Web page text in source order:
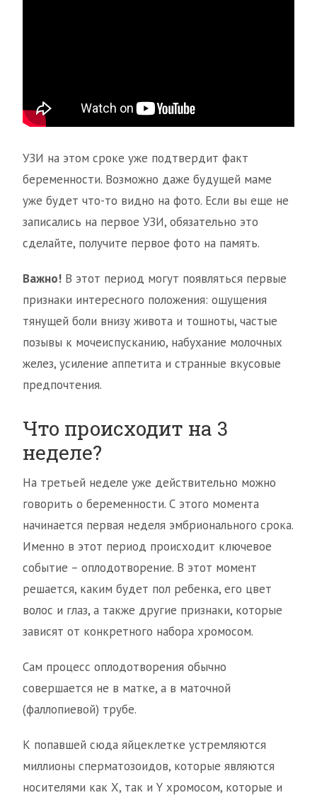
УЗИ на этом сроке уже подтвердит факт
беременности. Возможно даже будущей маме
уже будет что-то видно на фото. Если вы еще не
записались на первое УЗИ, обязательно это
сделайте, получите первое фото на память.
Важно! В этот период могут появляться первые
признаки интересного положения: ощущения
тянущей боли внизу живота и тошноты, частые
позывы к мочеиспусканию, набухание молочных
желез, усиление аппетита и странные вкусовые
предпочтения.
Что происходит на 3
неделе?
На третьей неделе уже действительно можно
говорить о беременности. С этого момента
начинается первая неделя эмбрионального срока.
Именно в этот период происходит ключевое
событие – оплодотворение. В этот момент
решается, каким будет пол ребенка, его цвет
волос и глаз, а также другие признаки, которые
зависят от конкретного набора хромосом.
Сам процесс оплодотворения обычно
совершается не в матке, а в маточной
(фаллопиевой) трубе.
К попавшей сюда яйцеклетке устремляются
миллионы сперматозоидов, которые являются
носителями как Х, так и Y хромосом, которые и